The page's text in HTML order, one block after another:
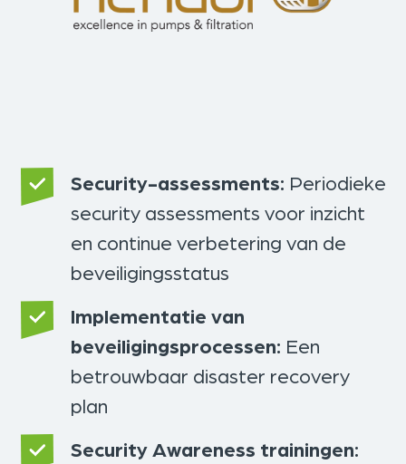
Security-assessments: Periodieke
security assessments voor inzicht
en continue verbetering van de
beveiligingsstatus
Implementatie van
beveiligingsprocessen: Een
betrouwbaar disaster recovery
plan
Security Awareness trainingen: